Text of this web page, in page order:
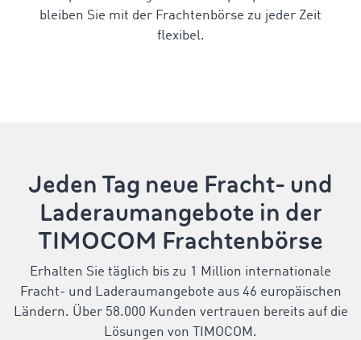
bleiben Sie mit der Frachtenbörse zu jeder Zeit
flexibel.
Jeden Tag neue Fracht- und
Laderaumangebote in der
TIMOCOM Frachtenbörse
Erhalten Sie täglich bis zu 1 Million internationale
Fracht- und Laderaumangebote aus 46 europäischen
Ländern. Über 58.000 Kunden vertrauen bereits auf die
Lösungen von TIMOCOM.